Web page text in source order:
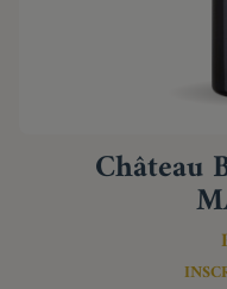
Château